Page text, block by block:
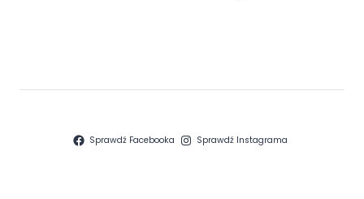
Sprawdź Facebooka Sprawdź Instagrama